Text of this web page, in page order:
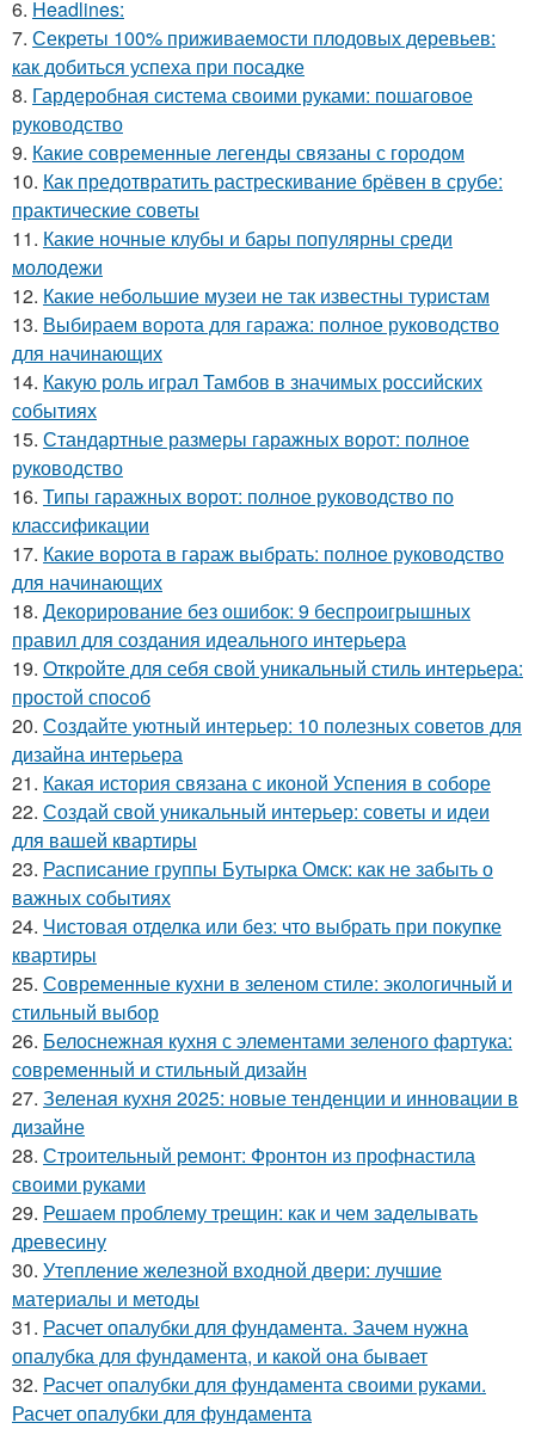
6. Headlines:
7. Секреты 100% приживаемости плодовых деревьев:
как добиться успеха при посадке
8. Гардеробная система своими руками: пошаговое
руководство
9. Какие современные легенды связаны с городом
10. Как предотвратить растрескивание брёвен в срубе:
практические советы
11. Какие ночные клубы и бары популярны среди
молодежи
12. Какие небольшие музеи не так известны туристам
13. Выбираем ворота для гаража: полное руководство
для начинающих
14. Какую роль играл Тамбов в значимых российских
событиях
15. Стандартные размеры гаражных ворот: полное
руководство
16. Типы гаражных ворот: полное руководство по
классификации
17. Какие ворота в гараж выбрать: полное руководство
для начинающих
18. Декорирование без ошибок: 9 беспроигрышных
правил для создания идеального интерьера
19. Откройте для себя свой уникальный стиль интерьера:
простой способ
20. Создайте уютный интерьер: 10 полезных советов для
дизайна интерьера
21. Какая история связана с иконой Успения в соборе
22. Создай свой уникальный интерьер: советы и идеи
для вашей квартиры
23. Расписание группы Бутырка Омск: как не забыть о
важных событиях
24. Чистовая отделка или без: что выбрать при покупке
квартиры
25. Современные кухни в зеленом стиле: экологичный и
стильный выбор
26. Белоснежная кухня с элементами зеленого фартука:
современный и стильный дизайн
27. Зеленая кухня 2025: новые тенденции и инновации в
дизайне
28. Строительный ремонт: Фронтон из профнастила
своими руками
29. Решаем проблему трещин: как и чем заделывать
древесину
30. Утепление железной входной двери: лучшие
материалы и методы
31. Расчет опалубки для фундамента. Зачем нужна
опалубка для фундамента, и какой она бывает
32. Расчет опалубки для фундамента своими руками.
Расчет опалубки для фундамента